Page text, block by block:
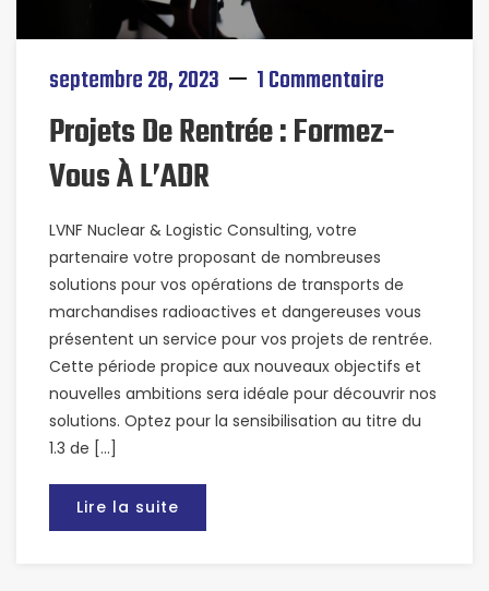
septembre 28, 2023 1 Commentaire
Projets De Rentrée : Formez-
Vous À L’ADR
LVNF Nuclear & Logistic Consulting, votre
partenaire votre proposant de nombreuses
solutions pour vos opérations de transports de
marchandises radioactives et dangereuses vous
présentent un service pour vos projets de rentrée.
Cette période propice aux nouveaux objectifs et
nouvelles ambitions sera idéale pour découvrir nos
solutions. Optez pour la sensibilisation au titre du
1.3 de […]
Lire la suite